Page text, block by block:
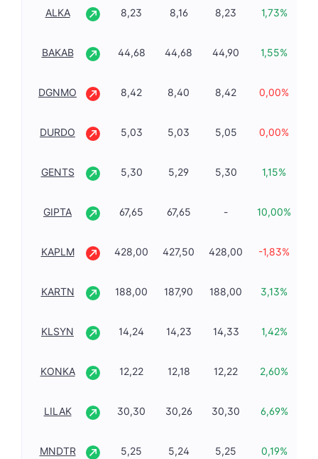
ALKA 8,23 8,16 8,23 1,73%
BAKAB 44,68 44,68 44,90 1,55%
DGNMO 8,42 8,40 8,42 0,00%
DURDO 5,03 5,03 5,05 0,00%
GENTS 5,30 5,29 5,30 1,15%
GIPTA 67,65 67,65 - 10,00%
KAPLM 428,00 427,50 428,00 -1,83%
KARTN 188,00 187,90 188,00 3,13%
KLSYN 14,24 14,23 14,33 1,42%
KONKA 12,22 12,18 12,22 2,60%
LILAK 30,30 30,26 30,30 6,69%
MNDTR 5,25 5,24 5,25 0,19%